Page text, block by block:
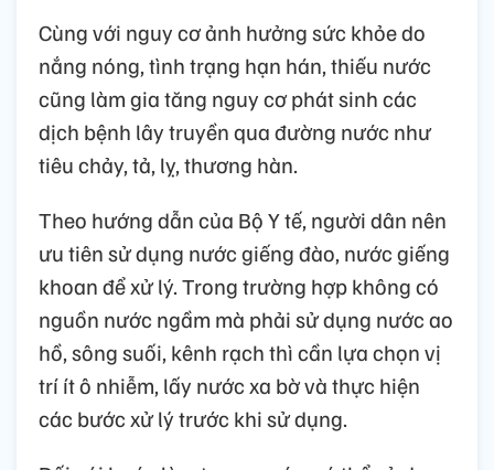
Cùng với nguy cơ ảnh hưởng sức khỏe do
nắng nóng, tình trạng hạn hán, thiếu nước
cũng làm gia tăng nguy cơ phát sinh các
dịch bệnh lây truyền qua đường nước như
tiêu chảy, tả, lỵ, thương hàn.
Theo hướng dẫn của Bộ Y tế, người dân nên
ưu tiên sử dụng nước giếng đào, nước giếng
khoan để xử lý. Trong trường hợp không có
nguồn nước ngầm mà phải sử dụng nước ao
hồ, sông suối, kênh rạch thì cần lựa chọn vị
trí ít ô nhiễm, lấy nước xa bờ và thực hiện
các bước xử lý trước khi sử dụng.